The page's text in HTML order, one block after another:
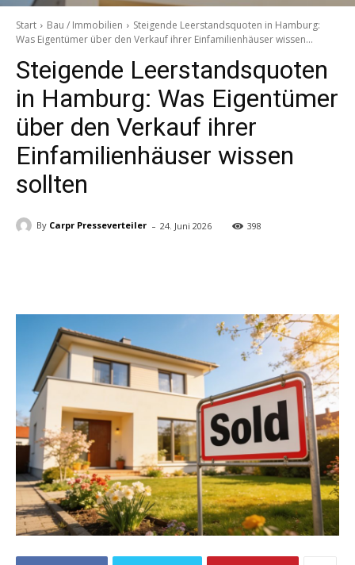
Start Bau / Immobilien
Steigende Leerstandsquoten in Hamburg:
Was Eigentümer über den Verkauf ihrer Einfamilienhäuser wissen...
Steigende Leerstandsquoten
in Hamburg: Was Eigentümer
über den Verkauf ihrer
Einfamilienhäuser wissen
sollten
By Carpr Presseverteiler - 24. Juni 2026 398